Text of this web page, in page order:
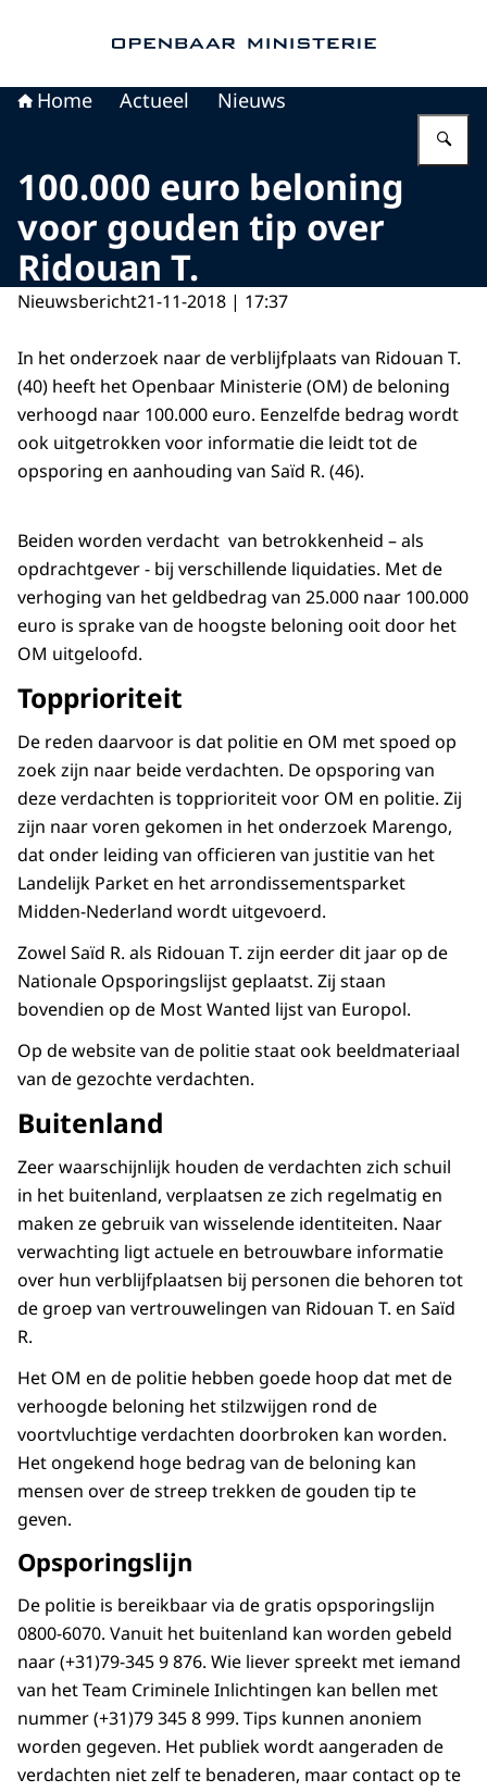
Home Actueel Nieuws
100.000 euro beloning
voor gouden tip over
Ridouan T.
Nieuwsbericht21-11-2018 | 17:37
In het onderzoek naar de verblijfplaats van Ridouan T.
(40) heeft het Openbaar Ministerie (OM) de beloning
verhoogd naar 100.000 euro. Eenzelfde bedrag wordt
ook uitgetrokken voor informatie die leidt tot de
opsporing en aanhouding van Saïd R. (46).
Beiden worden verdacht van betrokkenheid – als
opdrachtgever - bij verschillende liquidaties. Met de
verhoging van het geldbedrag van 25.000 naar 100.000
euro is sprake van de hoogste beloning ooit door het
OM uitgeloofd.
Topprioriteit
De reden daarvoor is dat politie en OM met spoed op
zoek zijn naar beide verdachten. De opsporing van
deze verdachten is topprioriteit voor OM en politie. Zij
zijn naar voren gekomen in het onderzoek Marengo,
dat onder leiding van officieren van justitie van het
Landelijk Parket en het arrondissementsparket
Midden-Nederland wordt uitgevoerd.
Zowel Saïd R. als Ridouan T. zijn eerder dit jaar op de
Nationale Opsporingslijst geplaatst. Zij staan
bovendien op de Most Wanted lijst van Europol.
Op de website van de politie staat ook beeldmateriaal
van de gezochte verdachten.
Buitenland
Zeer waarschijnlijk houden de verdachten zich schuil
in het buitenland, verplaatsen ze zich regelmatig en
maken ze gebruik van wisselende identiteiten. Naar
verwachting ligt actuele en betrouwbare informatie
over hun verblijfplaatsen bij personen die behoren tot
de groep van vertrouwelingen van Ridouan T. en Saïd
R.
Het OM en de politie hebben goede hoop dat met de
verhoogde beloning het stilzwijgen rond de
voortvluchtige verdachten doorbroken kan worden.
Het ongekend hoge bedrag van de beloning kan
mensen over de streep trekken de gouden tip te
geven.
Opsporingslijn
De politie is bereikbaar via de gratis opsporingslijn
0800-6070. Vanuit het buitenland kan worden gebeld
naar (+31)79-345 9 876. Wie liever spreekt met iemand
van het Team Criminele Inlichtingen kan bellen met
nummer (+31)79 345 8 999. Tips kunnen anoniem
worden gegeven. Het publiek wordt aangeraden de
verdachten niet zelf te benaderen, maar contact op te